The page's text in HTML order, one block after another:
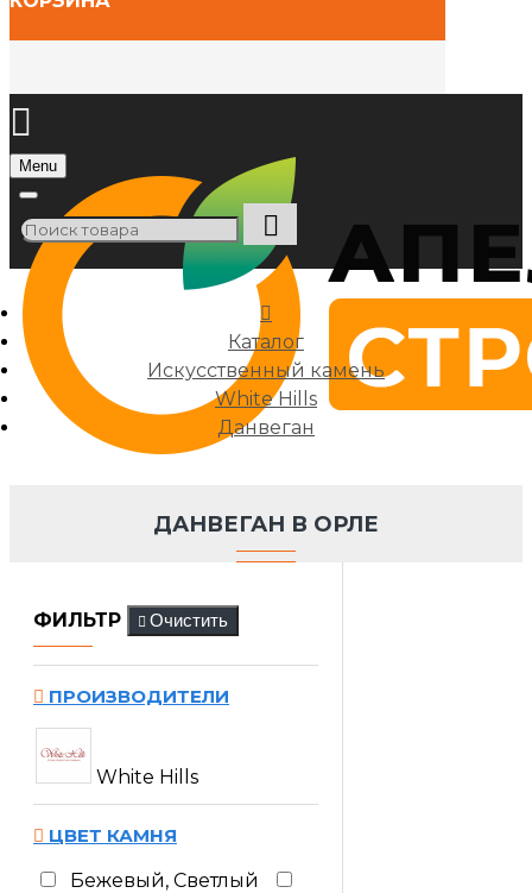
Menu
Каталог
Искусственный камень
White Hills
Данвеган
ДАНВЕГАН В ОРЛЕ
ФИЛЬТР Очистить
ПРОИЗВОДИТЕЛИ
White Hills
ЦВЕТ КАМНЯ
Бежевый, Светлый